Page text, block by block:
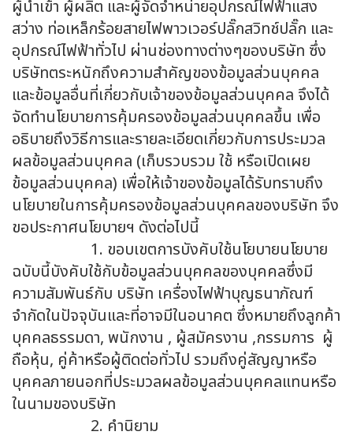
ผู้นำเข้า ผู้ผลิต และผู้จัดจำหน่ายอุปกรณ์ไฟฟ้าแสง
สว่าง ท่อเหล็กร้อยสายไฟพาวเวอร์ปลั๊กสวิทช์ปลั๊ก และ
อุปกรณ์ไฟฟ้าทั่วไป ผ่านช่องทางต่างๆของบริษัท ซึ่ง
บริษัทตระหนักถึงความสำคัญของข้อมูลส่วนบุคคล
และข้อมูลอื่นที่เกี่ยวกับเจ้าของข้อมูลส่วนบุคคล จึงได้
จัดทำนโยบายการคุ้มครองข้อมูลส่วนบุคคลขึ้น เพื่อ
อธิบายถึงวิธีการและรายละเอียดเกี่ยวกับการประมวล
ผลข้อมูลส่วนบุคคล (เก็บรวบรวม ใช้ หรือเปิดเผย
ข้อมูลส่วนบุคคล) เพื่อให้เจ้าของข้อมูลได้รับทราบถึง
นโยบายในการคุ้มครองข้อมูลส่วนบุคคลของบริษัท จึง
ขอประกาศนโยบายฯ ดังต่อไปนี้
1. ขอบเขตการบังคับใช้นโยบายนโยบาย
ฉบับนี้บังคับใช้กับข้อมูลส่วนบุคคลของบุคคลซึ่งมี
ความสัมพันธ์กับ บริษัท เครื่องไฟฟ้าบุญธนาภัณฑ์
จำกัดในปัจจุบันและที่อาจมีในอนาคต ซึ่งหมายถึงลูกค้า
บุคคลธรรมดา, พนักงาน , ผู้สมัครงาน ,กรรมการ ผู้
ถือหุ้น, คู่ค้าหรือผู้ติดต่อทั่วไป รวมถึงคู่สัญญาหรือ
บุคคลภายนอกที่ประมวลผลข้อมูลส่วนบุคคลแทนหรือ
ในนามของบริษัท
2. คำนิยาม